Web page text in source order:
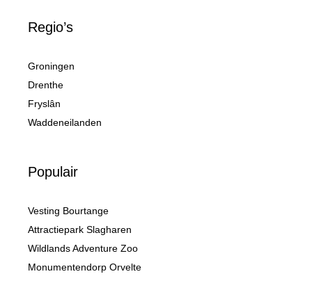
Regio’s
Groningen
Drenthe
Fryslân
Waddeneilanden
Populair
Vesting Bourtange
Attractiepark Slagharen
Wildlands Adventure Zoo
Monumentendorp Orvelte